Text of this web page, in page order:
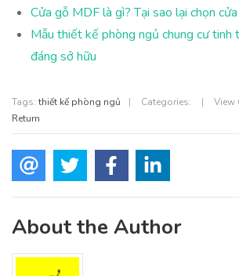
Cửa gỗ MDF là gì? Tại sao lại chọn
Mẫu thiết kế phòng ngủ chung cư tinh
đáng sở hữu
Tags: thiết kế phòng ngủ | Categories: | View
Return
About the Author